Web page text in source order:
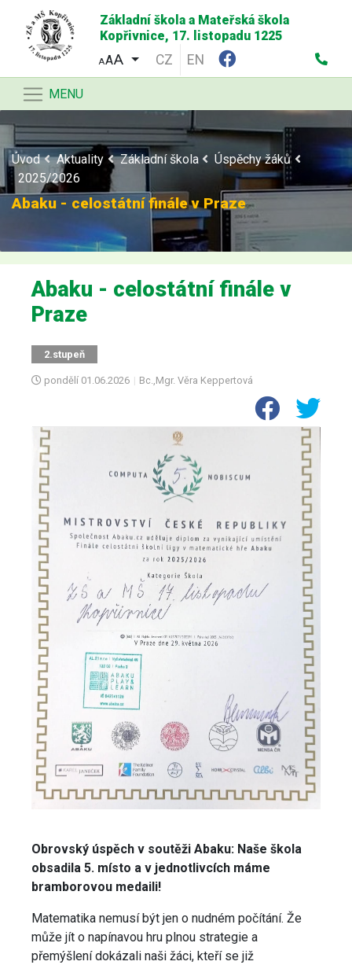
Základní škola a Mateřská škola
Kopřivnice, 17. listopadu 1225
AA CZ EN
MENU
Úvod Aktuality Základní škola
Úspěchy žáků
2025/2026
Abaku - celostátní finále v Praze
Abaku - celostátní finále v
Praze
2.stupeň
pondělí 01.06.2026 | Bc.,Mgr. Věra Keppertová
Obrovský úspěch v soutěži Abaku: Naše škola
obsadila 5. místo a v jednotlivcích máme
bramborovou medaili!
Matematika nemusí být jen o nudném počítání. Že
může jít o napínavou hru plnou strategie a
přemýšlení dokázali naši žáci, kteří se již